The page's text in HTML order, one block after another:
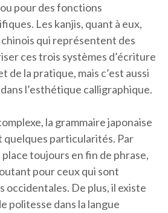
pour des fonctions
Les kanjis, quant à eux,
qui représentent des
ces trois systèmes d’écriture
de la pratique, mais c’est aussi
l’esthétique calligraphique.
la grammaire japonaise
particularités. Par
place toujours en fin de phrase,
pour ceux qui sont
occidentales. De plus, il existe
politesse dans la langue